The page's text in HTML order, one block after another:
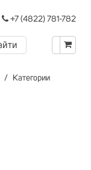
+7 (4822) 781-782
Категории